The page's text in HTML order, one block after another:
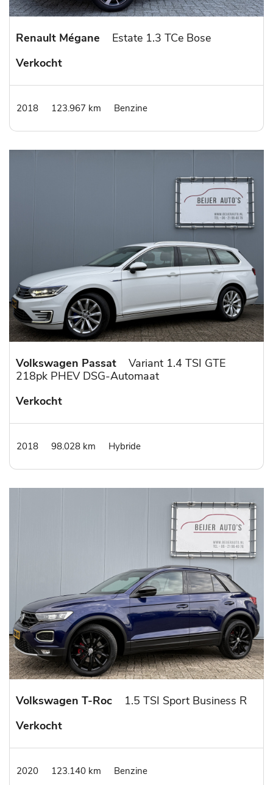
Renault Mégane
Estate 1.3 TCe Bose
Verkocht
2018 123.967 km Benzine
Volkswagen Passat
Variant 1.4 TSI GTE
218pk PHEV DSG-Automaat
Verkocht
2018 98.028 km Hybride
Volkswagen T-Roc
1.5 TSI Sport Business R
Verkocht
2020 123.140 km Benzine